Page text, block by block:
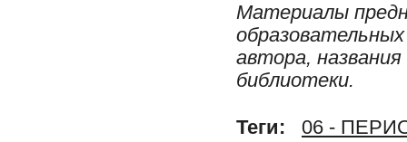
Материалы
автора,
библиотеки.
Теги:
06 -